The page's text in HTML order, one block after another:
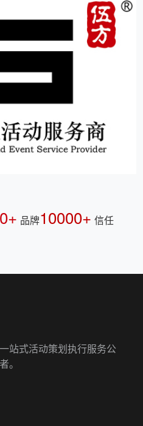
品牌10000+ 信任
站式活动策划执行服务公
。